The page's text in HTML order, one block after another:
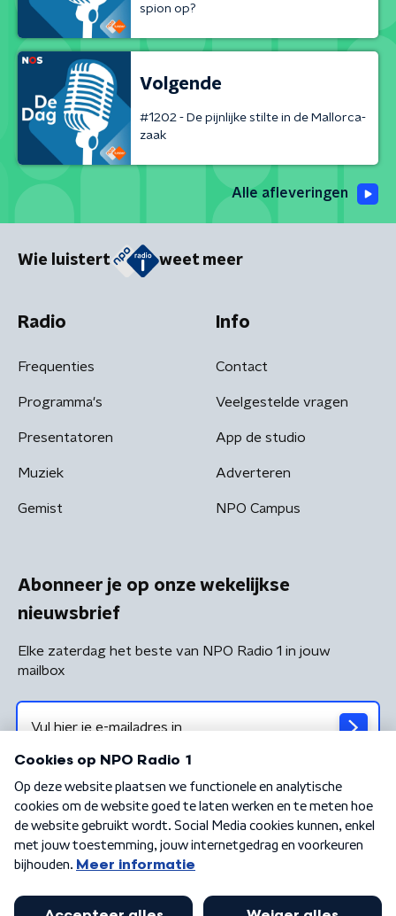
spion op?
Volgende
#1202 - De pijnlijke stilte in de Mallorca-
zaak
Alle afleveringen
Wie luistert weet meer
Radio
Frequenties
Programma's
Presentatoren
Muziek
Gemist
Info
Contact
Veelgestelde vragen
App de studio
Adverteren
NPO Campus
Abonneer je op onze wekelijkse
nieuwsbrief
Elke zaterdag het beste van NPO Radio 1 in jouw
mailbox
Algemene voorwaarden